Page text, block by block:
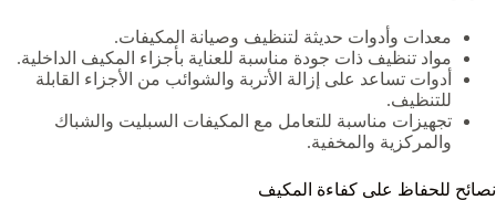
معدات وأدوات حديثة لتنظيف وصيانة المكيفات.
مواد تنظيف ذات جودة مناسبة للعناية بأجزاء المكيف الداخلية.
أدوات تساعد على إزالة الأتربة والشوائب من الأجزاء القابلة
للتنظيف.
تجهيزات مناسبة للتعامل مع المكيفات السبليت والشباك
والمركزية والمخفية.
نصائح للحفاظ على كفاءة المكيف